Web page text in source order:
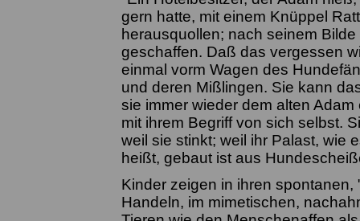
gern hatte, mit einem Knüppel
herausquollen; nach seinem
geschaffen. Daß das vergessen
einmal vorm Wagen des
und deren Mißlingen. Sie kann
sie immer wieder dem alten
mit ihrem Begriff von sich selbst.
weil sie stinkt; weil ihr Palast, wie
heißt, gebaut ist aus
Kinder zeigen in ihren
Handeln, im mimetischen,